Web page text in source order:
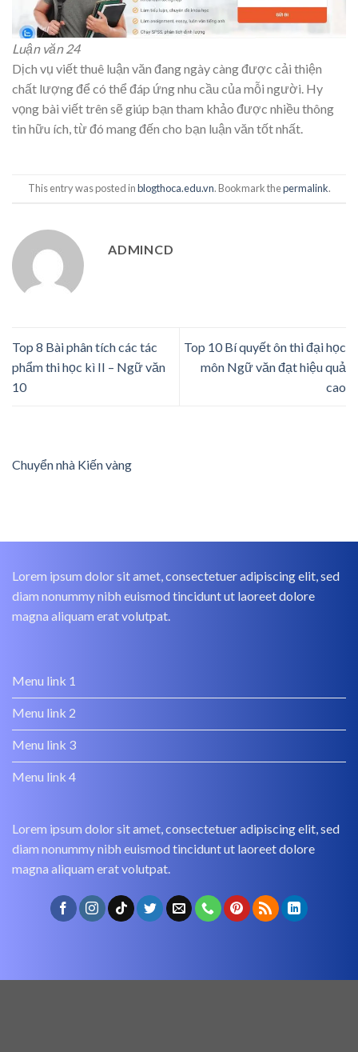
Luận văn 24
Dịch vụ viết thuê luận văn đang ngày càng được cải thiện
chất lượng để có thể đáp ứng nhu cầu của mỗi người. Hy
vọng bài viết trên sẽ giúp bạn tham khảo được nhiều thông
tin hữu ích, từ đó mang đến cho bạn luận văn tốt nhất.
This entry was posted inblogthoca.edu.vn. Bookmark thepermalink.
ADMINCD
Top 8 Bài phân tích các tác
phẩm thi học kì II – Ngữ văn
10
Top 10 Bí quyết ôn thi đại học
môn Ngữ văn đạt hiệu quả
cao
Chuyển nhà Kiến vàng
Lorem ipsum dolor sit amet, consectetuer adipiscing elit, sed
diam nonummy nibh euismod tincidunt ut laoreet dolore
magna aliquam erat volutpat.
Menu link 1
Menu link 2
Menu link 3
Menu link 4
Lorem ipsum dolor sit amet, consectetuer adipiscing elit, sed
diam nonummy nibh euismod tincidunt ut laoreet dolore
magna aliquam erat volutpat.